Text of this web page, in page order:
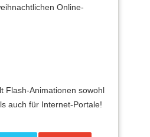
Online-
Flash-Animationen sowohl
auch für Internet-Portale!